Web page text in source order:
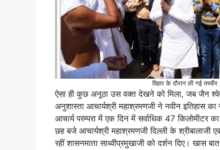
विहार के दौरान ली गई तस्वीर
ऐसा ही कुछ अनूठा उस वक्त देखने को मिला, जब जैन
अनुशास्ता आचार्यश्री महाश्रमणजी ने नवीन इतिहास
आचार्य परम्परा में एक दिन में सर्वाधिक 47 किलोमीटर
छह बजे आचार्यश्री महाश्रमणजी दिल्ली के श्रीबालाजी
रहीं शासनमाता साध्वीप्रमुखाजी को दर्शन दिए। खास